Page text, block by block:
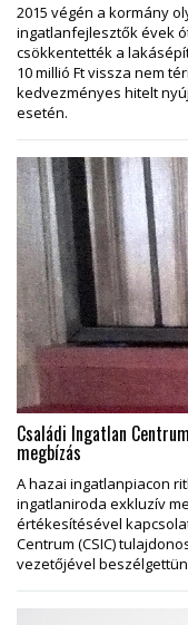
2015 végén a kormány
ingatlanfejlesztők évek
csökkentették a
10 millió Ft vissza nem
kedvezményes hitelt
esetén.
Családi Ingatlan
megbízás
A hazai ingatlanpiacon
ingatlaniroda exkluzív
értékesítésével
Centrum (CSIC)
vezetőjével